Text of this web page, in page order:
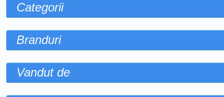
Categorii
Branduri
Vandut de